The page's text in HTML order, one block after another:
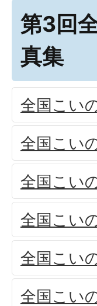
第3回
真集
全国こい
全国こい
全国こい
全国こい
全国こい
全国こい